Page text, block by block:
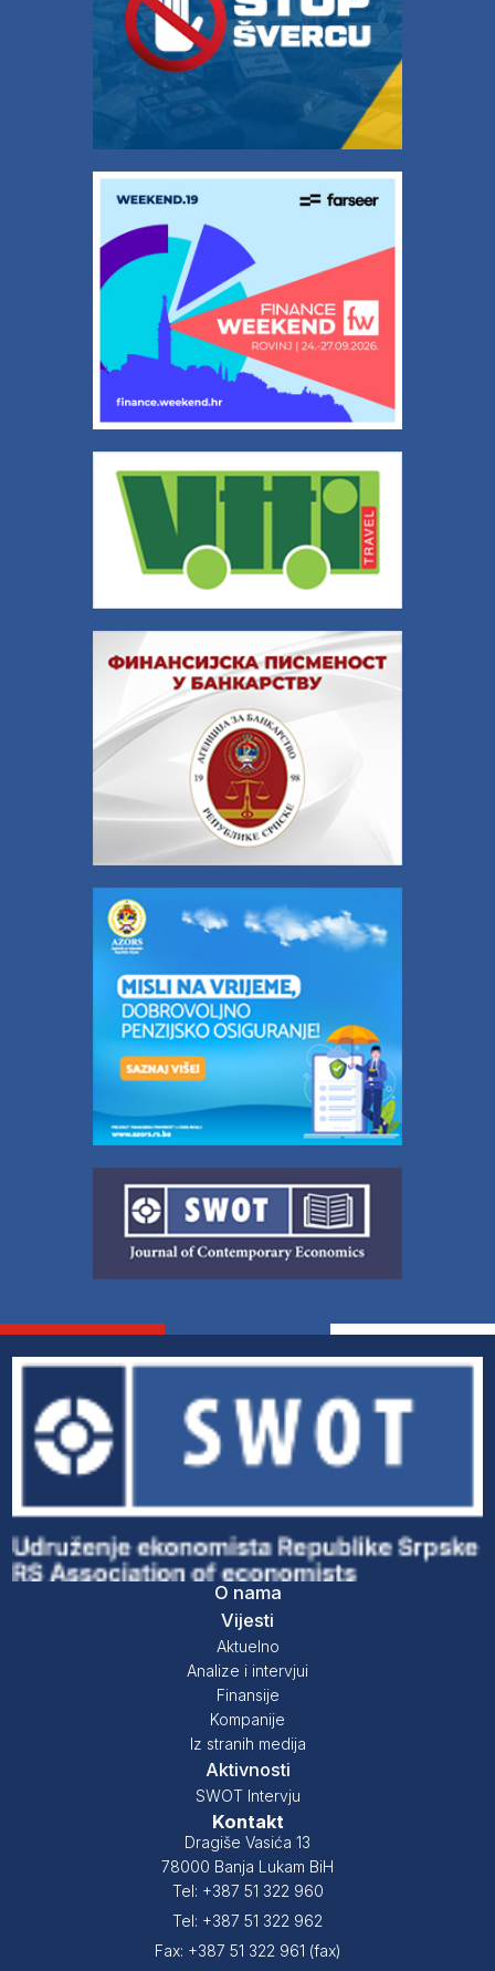
O nama
Vijesti
Aktuelno
Analize i intervjui
Finansije
Kompanije
Iz stranih medija
Aktivnosti
SWOT Intervju
Kontakt
Dragiše Vasića 13
78000 Banja Lukam BiH
Tel: +387 51 322 960
Tel: +387 51 322 962
Fax: +387 51 322 961 (fax)